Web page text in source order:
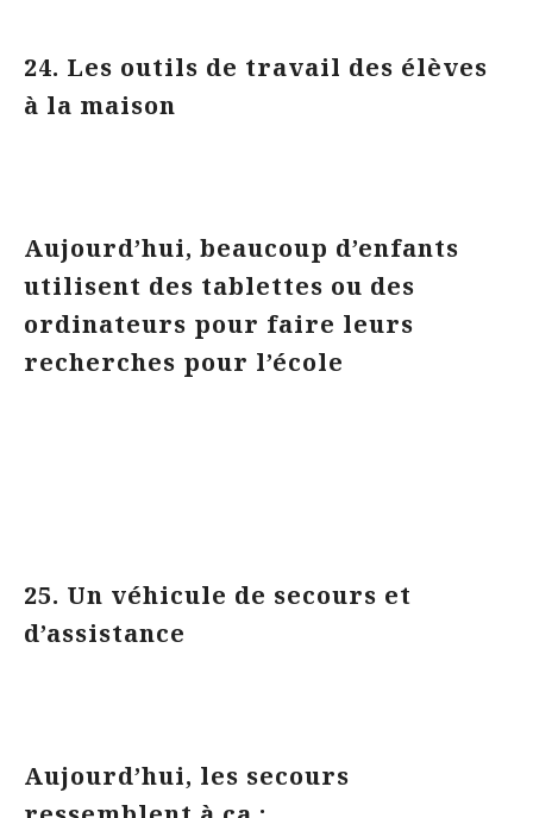
24. Les outils de travail des élèves
à la maison
Aujourd’hui, beaucoup d’enfants
utilisent des tablettes ou des
ordinateurs pour faire leurs
recherches pour l’école
25. Un véhicule de secours et
d’assistance
Aujourd’hui, les secours